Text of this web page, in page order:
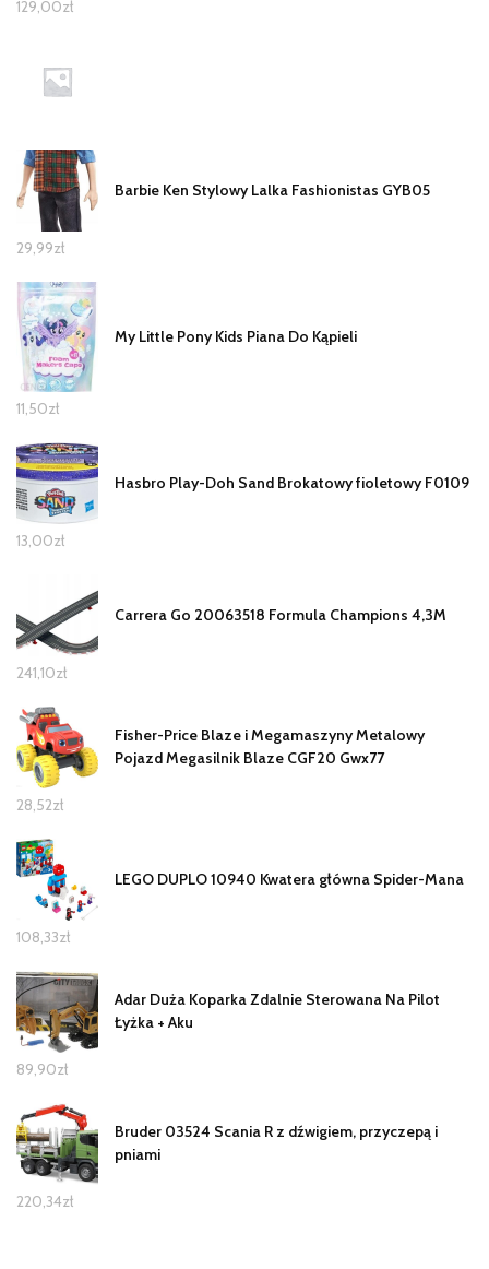
129,00zł
Barbie Ken Stylowy Lalka Fashionistas GYB05
29,99zł
My Little Pony Kids Piana Do Kąpieli
11,50zł
Hasbro Play-Doh Sand Brokatowy fioletowy F0109
13,00zł
Carrera Go 20063518 Formula Champions 4,3M
241,10zł
Fisher-Price Blaze i Megamaszyny Metalowy
Pojazd Megasilnik Blaze CGF20 Gwx77
28,52zł
LEGO DUPLO 10940 Kwatera główna Spider-Mana
108,33zł
Adar Duża Koparka Zdalnie Sterowana Na Pilot
Łyżka + Aku
89,90zł
Bruder 03524 Scania R z dźwigiem, przyczepą i
pniami
220,34zł